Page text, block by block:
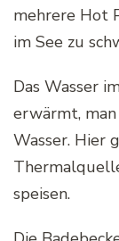
mehrere Hot
im See zu
Das Wasser
erwärmt,
Wasser. Hier
speisen.